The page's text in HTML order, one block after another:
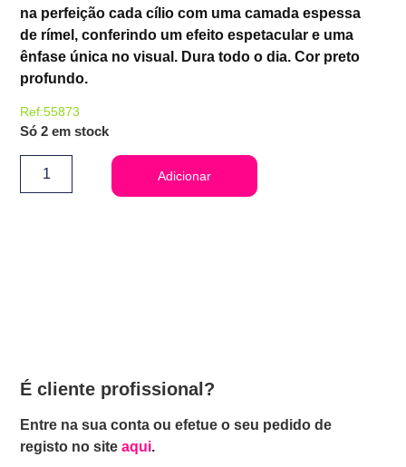
na perfeição cada cílio com uma camada espessa
de rímel, conferindo um efeito espetacular e uma
ênfase única no visual. Dura todo o dia. Cor preto
profundo.
Ref:55873
Só 2 em stock
Adicionar
É cliente profissional?
Entre na sua conta ou efetue o seu pedido de
registo no siteaqui.